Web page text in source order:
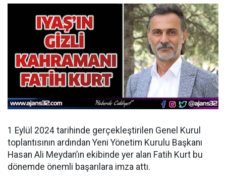
1 Eylül 2024 tarihinde gerçekleştirilen Genel Kurul
toplantısının ardından Yeni Yönetim Kurulu Başkanı
Hasan Ali Meydan’ın ekibinde yer alan Fatih Kurt bu
dönemde önemli başarılara imza attı.